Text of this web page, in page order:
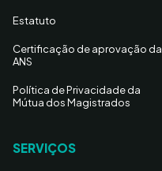
Estatuto
Certificação de aprovação da
ANS
Política de Privacidade da
Mútua dos Magistrados
SERVIÇOS